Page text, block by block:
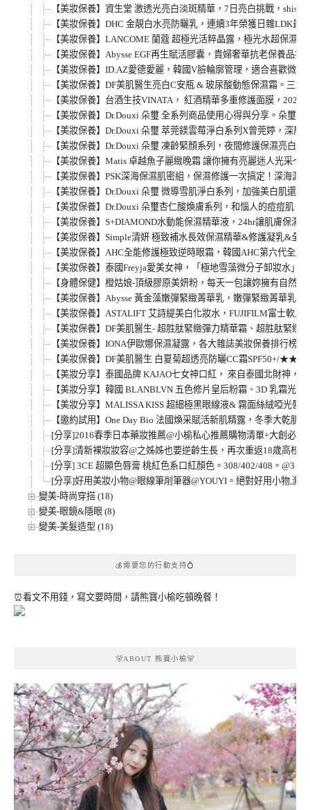
【美妝保養】資生堂 激透光亮白淡斑精華，7日亮白挑戰，
【美妝保養】DHC 金靚白水亮防曬乳，連續3年榮獲日雜LDK
【美妝保養】LANCOME 蘭蔻 超極光活粹晶露，極光水超保濕
【美妝保養】Abysse EGF再生賦活膠囊，貴婦奢華抗老保養品
【美妝保養】ID.AZ愛德愛麗，韓國V臉輪廓管理，適合喜歡微
【美妝保養】DF美肌醫生亮白C安瓶 & 玻尿酸動態保濕霜。三
【美妝保養】台酒生技VINATA， 紅酒精華多重修護面膜，
【美妝保養】Dr.Douxi 朵璽 全系列商品使用心得與分享。朵璽
【美妝保養】Dr.Douxi 朵璽 萃莞鎂雲莓淨白系列X曾莞婷，深
【美妝保養】Dr.Douxi 朵璽 凍齡緊顏系列，夜間修護保濕亮白
【美妝保養】Matis 卓越魚子麗緻晚霜 讓你擁有亮麗迷人光采
【美妝保養】PSK深海保濕肌密組，保濕修護一次搞定！深海
【美妝保養】Dr.Douxi 朵璽 微導雪肌淨白系列，加強美白肌還
【美妝保養】Dr.Douxi 朵璽杏仁酸煥膚系列，和惱人的痘痘肌
【美妝保養】S+DIAMOND水動能保濕精華液，24hr讓肌膚保
【美妝保養】Simple清妍 極致補水長效保濕精華&修護凝乳&
【美妝保養】AHC全能修護極致逆時眼霜，韓國AHC第六代全
【美妝保養】泰國Freyja愛美女神，「極地雪藻微分子卸妝水
【身體保健】橙姑娘-頂級膠原美妍粉，每天一包讓妳擁有自然
【美妝保養】Abysse 黃金藻嫩彈緊緻菁華乳，嫩彈緊緻菁華乳
【美妝保養】ASTALIFT 艾詩緹美白化妝水，FUJIFILM富士軟
【美妝保養】DF美肌醫生- 超胜肽緊緻彈力精華霜、超胜肽緊
【美妝保養】IONA伊歐娜保濕凝露，各大雜誌美妝保養排行榜
【美妝保養】DF美肌醫生 白夏菊超透亮防曬CC霜SPF50+/
【美妝分享】泰國品牌 KAJAO七女神口紅， 來自泰國北財神
【美妝分享】韓國 BLANBLVN 五色修片皇后粉霜、3D 乳霜光
【美妝分享】MALISSA KISS 超細極黑眼線液& 霧面絲絨啞光
【邀約試用】One Day Bio 法國煥采賦活新肌精露，冬季大乾肌
[分享]2016春季日本藥妝推薦@小榆私心推薦購物清單+大創必買
[分享]清新裸妝妝容@之姊姊也要逆齡生長，再次重返18歲高校
[分享] 3CE 超顯色唇膏 桃紅色系口紅顏色。308/402/408。@3
[分享]好用美妝小物@眼線筆削筆器@YOUYI。絕對好用小物,激推
變美-時尚穿搭 (18)
變美-眼鏡&隱眼 (8)
變美-美髮造型 (18)
💰需要您的行動支持💍
⏰看文不用錢，寫文要時間，請熊寶小榆吃頓晚餐！
🐻ABOUT 熊寶小榆🐻